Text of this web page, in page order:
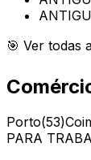
🎯 Ver todas
Porto(53)
PARA